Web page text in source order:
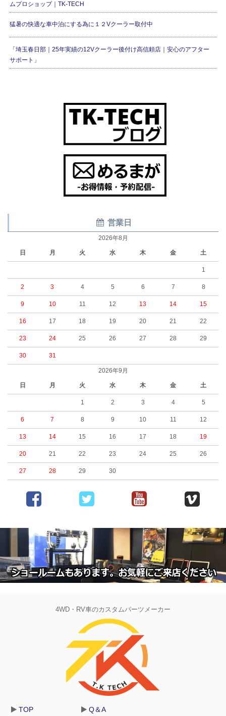
ムプロショップ｜TK-TECH
猛暑の快適な車中泊にする為に１２Vクーラー取付中
「埼玉春日部｜25年実績の12Vクーラー後付け高信頼店｜安心のアフター
サポート」
営業日
2026年8月
日 月 火 水 木 金 土
1
2 3 4 5 6 7 8
9 10 11 12 13 14 15
16 17 18 19 20 21 22
23 24 25 26 27 28 29
30 31
2026年9月
日 月 火 水 木 金 土
1 2 3 4 5
6 7 8 9 10 11 12
13 14 15 16 17 18 19
20 21 22 23 24 25 26
27 28 29 30
4WD・RV車のカスタムパーツメーカー
TOP Q＆A